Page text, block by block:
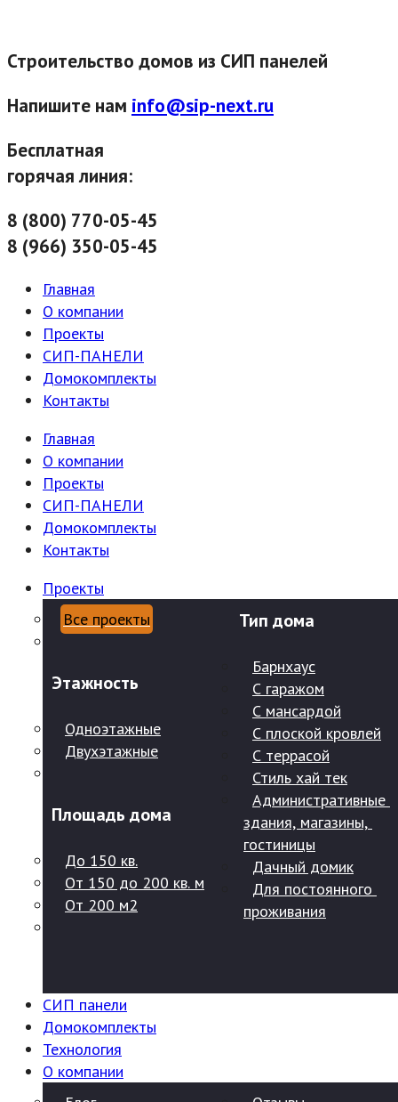
Строительство домов из СИП панелей
Напишите нам info@sip-next.ru
Бесплатная
горячая линия:
8 (800) 770-05-45
8 (966) 350-05-45
Главная
О компании
Проекты
СИП-ПАНЕЛИ
Домокомплекты
Контакты
Главная
О компании
Проекты
СИП-ПАНЕЛИ
Домокомплекты
Контакты
Проекты
Все проекты
Этажность
Одноэтажные
Двухэтажные
Площадь дома
До 150 кв.
От 150 до 200 кв. м
От 200 м2
Тип дома
Барнхаус
С гаражом
С мансардой
С плоской кровлей
С террасой
Стиль хай тек
Административные
здания, магазины,
гостиницы
Дачный домик
Для постоянного
проживания
СИП панели
Домокомплекты
Технология
О компании